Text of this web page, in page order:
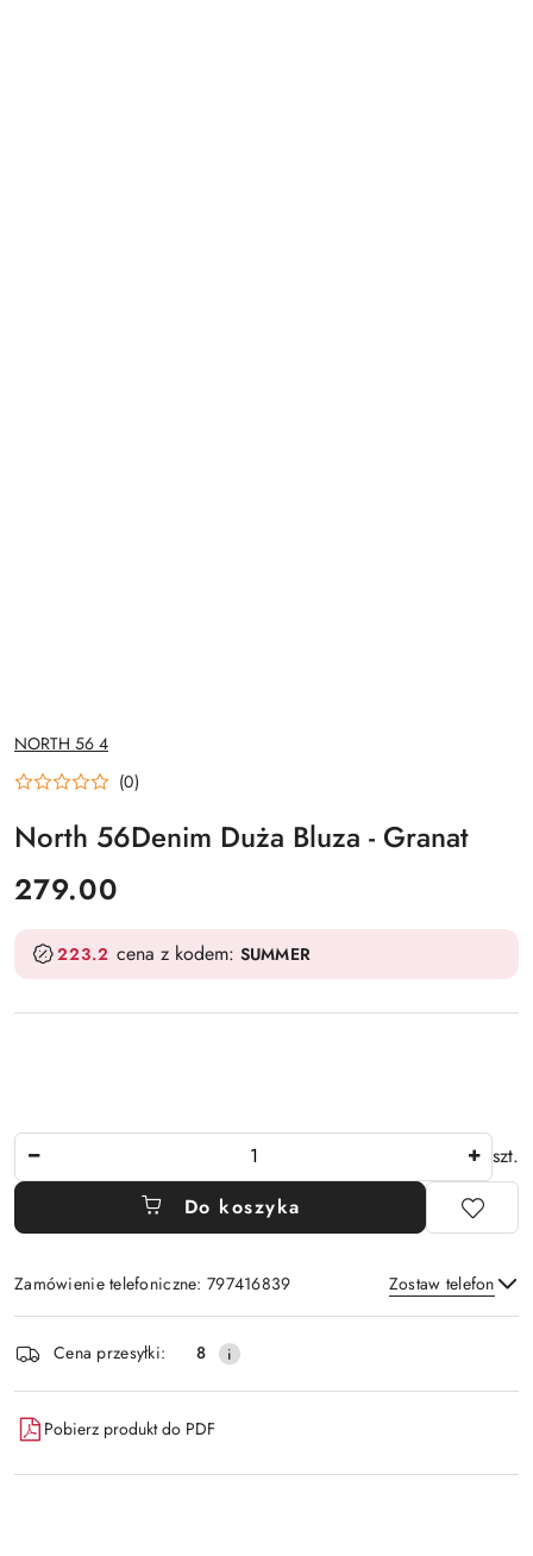
NAZWA
PRODUCENTA:
NORTH 56 4
(0)
North 56Denim Duża Bluza - Granat
cena:
279.00
223.2 cena z kodem: SUMMER
szt.
Do koszyka
Zamówienie telefoniczne: 797416839 Zostaw telefon
Wyślij
Dostępność
i
dostawa
Cena przesyłki: 8
Pobierz produkt do PDF